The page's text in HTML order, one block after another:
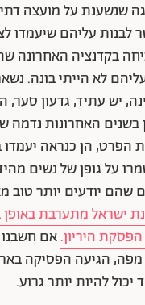
שנשענת על מועצה
לבנות עליהם שיעמדו
בקדנציה האחרונה
לא הייתי בונה.
יש עתיד, גדעון
האחרונות נדמה
הפרט, הן כנראה יעמדו
על גופן של נשים
שהם יודעים יותר טוב
ישראל מתערבת
היריון.אם חשבנו
מפה, הגיעה הפסיקה
להיות יותר גרוע.